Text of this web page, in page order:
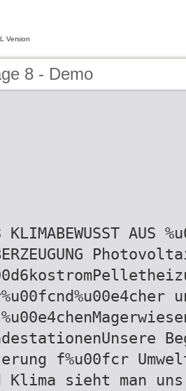
Version
8 - Demo
KLIMABEWUSST AUS
f%u00fcr
Klima sieht man